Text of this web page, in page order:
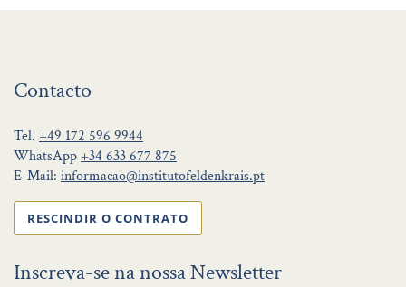
Contacto
Tel. +49 172 596 9944
WhatsApp +34 633 677 875
E-Mail: informacao@institutofeldenkrais.pt
RESCINDIR O CONTRATO
Inscreva-se na nossa Newsletter